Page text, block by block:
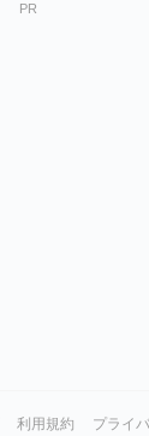
PR
利用規約 プライ